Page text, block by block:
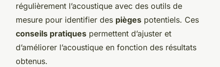
régulièrement l’acoustique avec des outils de
mesure pour identifier des pièges potentiels. Ces
conseils pratiques permettent d’ajuster et
d’améliorer l’acoustique en fonction des résultats
obtenus.